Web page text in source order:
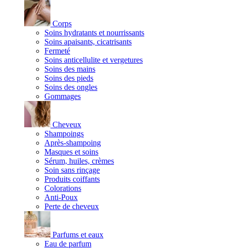
Corps
Soins hydratants et nourrissants
Soins apaisants, cicatrisants
Fermeté
Soins anticellulite et vergetures
Soins des mains
Soins des pieds
Soins des ongles
Gommages
Cheveux
Shampoings
Après-shampoing
Masques et soins
Sérum, huiles, crèmes
Soin sans rinçage
Produits coiffants
Colorations
Anti-Poux
Perte de cheveux
Parfums et eaux
Eau de parfum